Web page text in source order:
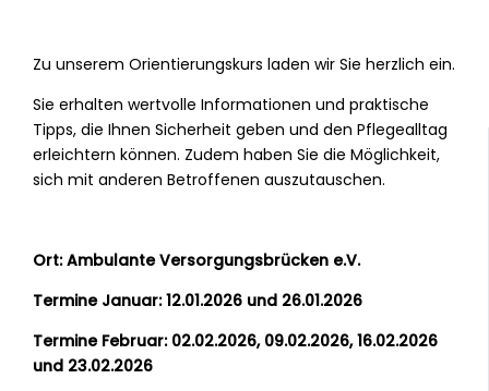
Zu unserem Orientierungskurs laden wir Sie herzlich ein.
Sie erhalten wertvolle Informationen und praktische
Tipps, die Ihnen Sicherheit geben und den Pflegealltag
erleichtern können. Zudem haben Sie die Möglichkeit,
sich mit anderen Betroffenen auszutauschen.
Ort: Ambulante Versorgungsbrücken e.V.
Termine Januar: 12.01.2026 und 26.01.2026
Termine Februar: 02.02.2026, 09.02.2026, 16.02.2026
und 23.02.2026